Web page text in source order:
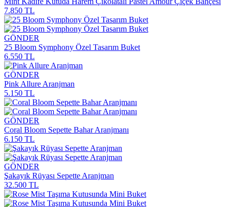
7.850 TL
GÖNDER
25 Bloom Symphony Özel Tasarım Buket
6.550 TL
GÖNDER
Pink Allure Aranjman
5.150 TL
GÖNDER
Coral Bloom Sepette Bahar Aranjmanı
6.150 TL
GÖNDER
Şakayık Rüyası Sepette Aranjman
32.500 TL